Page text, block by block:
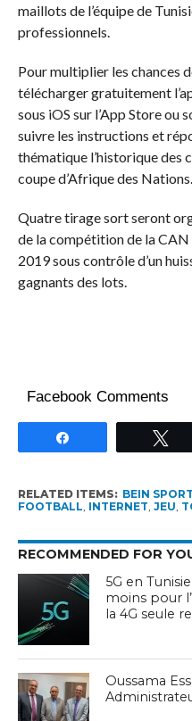
maillots de l’équipe de
professionnels.
Pour multiplier les chances
télécharger gratuitement
sous iOS sur l’App Store ou
suivre les instructions et
thématique l’historique des
coupe d’Afrique des Nations.
Quatre tirage sort seront
de la compétition de la
2019 sous contrôle d’un
gagnants des lots.
Facebook Comments
RELATED ITEMS: BEIN
FOOTBALL INTERNET JEU
RECOMMENDED FOR
5G en
moins pour
la 4G seule
Oussama